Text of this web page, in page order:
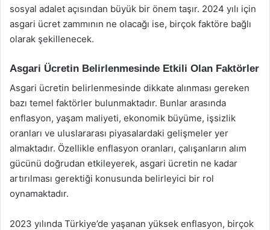
sosyal adalet açısından büyük bir önem taşır. 2024 yılı için
asgari ücret zammının ne olacağı ise, birçok faktöre bağlı
olarak şekillenecek.
Asgari Ücretin Belirlenmesinde Etkili Olan Faktörler
Asgari ücretin belirlenmesinde dikkate alınması gereken
bazı temel faktörler bulunmaktadır. Bunlar arasında
enflasyon, yaşam maliyeti, ekonomik büyüme, işsizlik
oranları ve uluslararası piyasalardaki gelişmeler yer
almaktadır. Özellikle enflasyon oranları, çalışanların alım
gücünü doğrudan etkileyerek, asgari ücretin ne kadar
artırılması gerektiği konusunda belirleyici bir rol
oynamaktadır.
2023 yılında Türkiye’de yaşanan yüksek enflasyon, birçok